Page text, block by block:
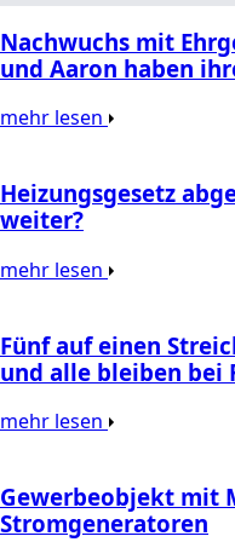
Nachwuchs mit
und Aaron haben
mehr lesen
Heizungsgesetz
weiter?
mehr lesen
Fünf auf einen
und alle bleiben bei
mehr lesen
Gewerbeobjekt mit
Stromgeneratoren